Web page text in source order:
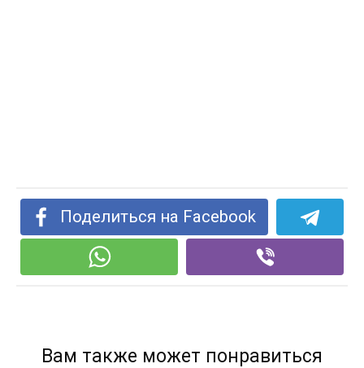
Поделиться на Facebook
Вам также может понравиться